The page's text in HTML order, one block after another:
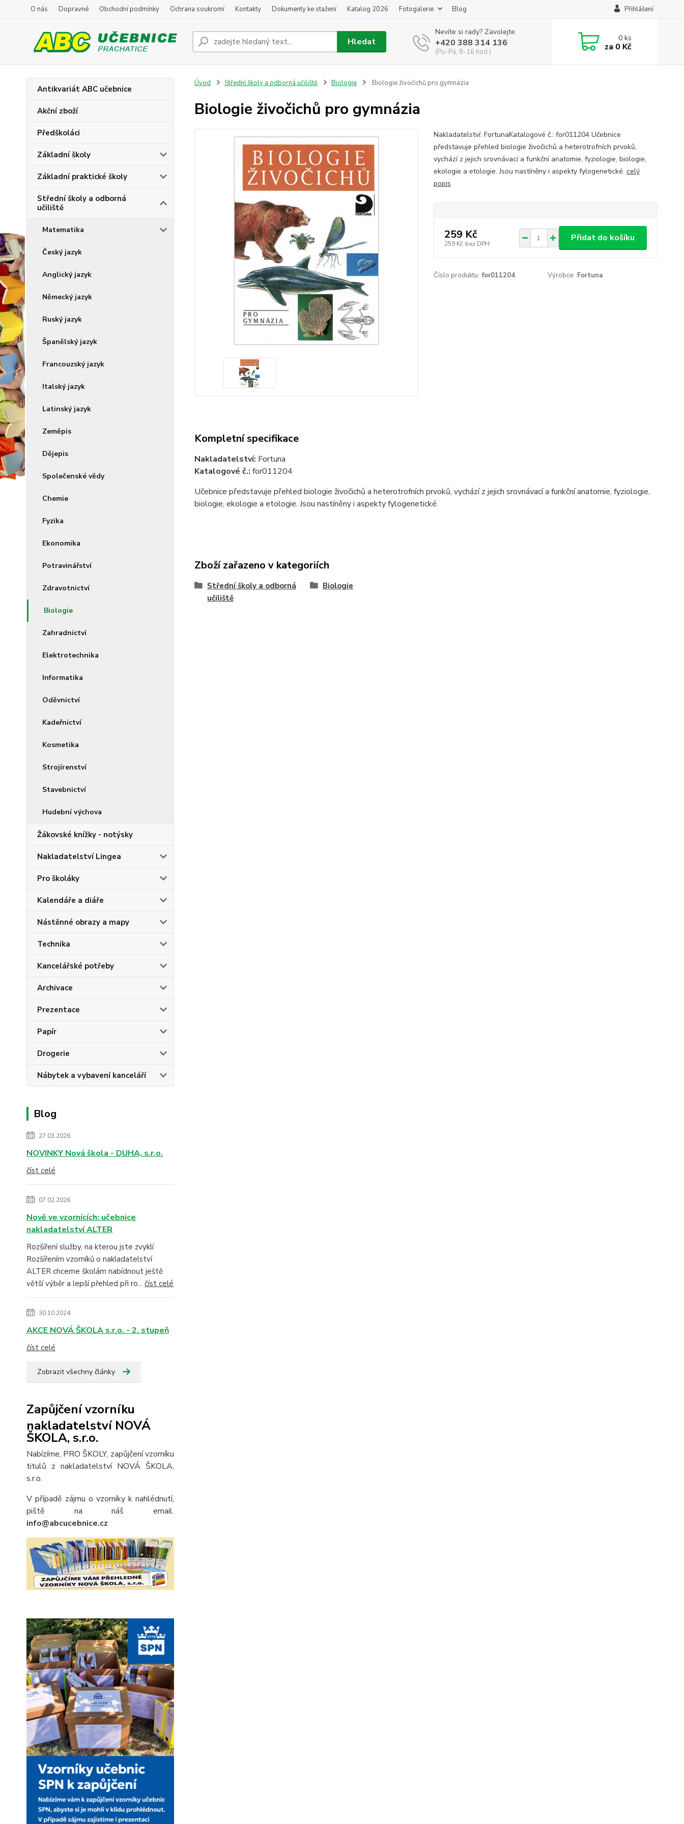
O nás Dopravné Obchodní podmínky Ochrana soukromí Kontakty Dokumenty ke stažení Katalog 2026 Fotogalerie Blog Přihlášení
Hledat
Nevíte si rady? Zavolejte.
+420 388 314 136
(Po-Pá, 8-16 hod.)
0ks
za 0 Kč
Antikvariát ABC učebnice
Akční zboží
Předškoláci
Základní školy
Základní praktické školy
Střední školy a odborná
učiliště
Matematika
Český jazyk
Anglický jazyk
Německý jazyk
Ruský jazyk
Španělský jazyk
Francouzský jazyk
Italský jazyk
Latinský jazyk
Zeměpis
Dějepis
Společenské vědy
Chemie
Fyzika
Ekonomika
Potravinářství
Zdravotnictví
Biologie
Zahradnictví
Elektrotechnika
Informatika
Oděvnictví
Kadeřnictví
Kosmetika
Strojírenství
Stavebnictví
Hudební výchova
Žákovské knížky - notýsky
Nakladatelství Lingea
Pro školáky
Kalendáře a diáře
Nástěnné obrazy a mapy
Technika
Kancelářské potřeby
Archivace
Prezentace
Papír
Drogerie
Nábytek a vybavení kanceláří
Blog
27.03.2026
NOVINKY Nová škola - DUHA, s.r.o.
číst celé
07.02.2026
Nově ve vzornících: učebnice
nakladatelství ALTER
Rozšíření služby, na kterou jste zvyklí
Rozšířením vzorníků o nakladatelství
ALTER chceme školám nabídnout ještě
větší výběr a lepší přehled při ro... číst celé
30.10.2024
AKCE NOVÁ ŠKOLA s.r.o. - 2. stupeň
číst celé
Zobrazit všechny články
Zapůjčení vzorníku
nakladatelství NOVÁ
ŠKOLA, s.r.o.
Nabízíme, PRO ŠKOLY, zapůjčení vzorníku
titulů z nakladatelství NOVÁ ŠKOLA,
s.r.o.
V případě zájmu o vzorníky k nahlédnutí,
piště na náš email.
info@abcucebnice.cz
Úvod Střední školy a odborná učiliště Biologie Biologie živočichů pro gymnázia
Biologie živočichů pro gymnázia
Nakladatelství: FortunaKatalogové č.: for011204 Učebnice
představuje přehled biologie živočichů a heterotrofních prvoků,
vychází z jejich srovnávací a funkční anatomie, fyziologie, biologie,
ekologie a etologie. Jsou nastíněny i aspekty fylogenetické. celý
popis
259 Kč
259 Kč bez DPH
Přidat do košíku
Číslo produktu: for011204 Výrobce: Fortuna
Kompletní specifikace
Nakladatelství: Fortuna
Katalogové č.: for011204
Učebnice představuje přehled biologie živočichů a heterotrofních prvoků, vychází z jejich srovnávací a funkční anatomie, fyziologie,
biologie, ekologie a etologie. Jsou nastíněny i aspekty fylogenetické.
Zboží zařazeno v kategoriích
Střední školy a odborná
učiliště
Biologie